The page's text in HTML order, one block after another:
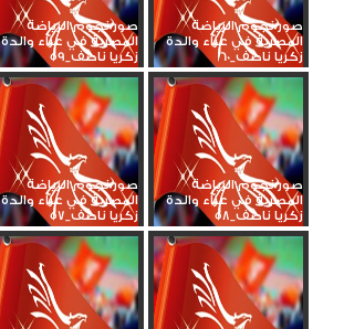
صور نجوم الرياضة
المصرية في عزاء والدة
زكريا ناصف_60
صور نجوم الرياضة
المصرية في عزاء والدة
زكريا ناصف_59
صور نجوم الرياضة
المصرية في عزاء والدة
زكريا ناصف_58
صور نجوم الرياضة
المصرية في عزاء والدة
زكريا ناصف_57